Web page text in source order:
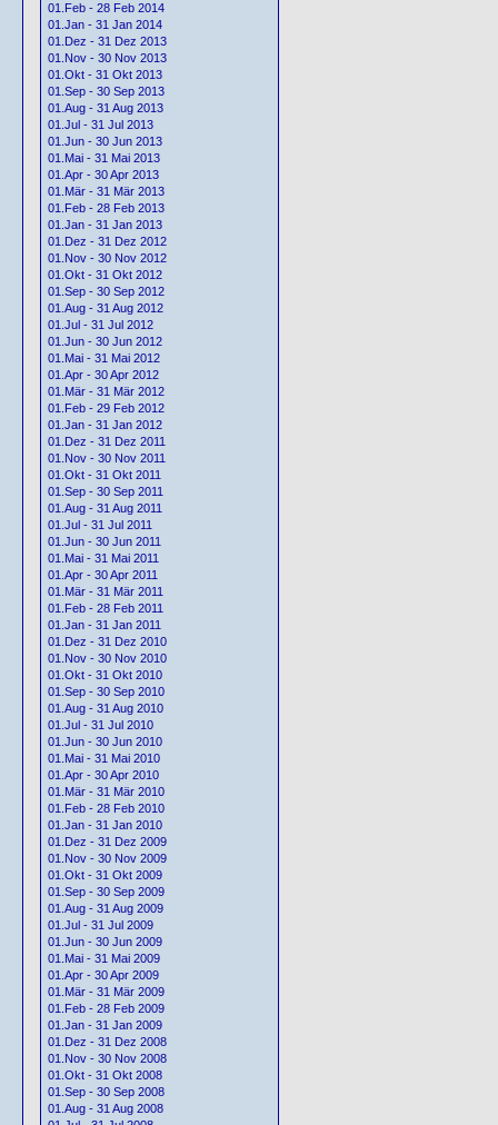
01.Feb - 28 Feb 2014
01.Jan - 31 Jan 2014
01.Dez - 31 Dez 2013
01.Nov - 30 Nov 2013
01.Okt - 31 Okt 2013
01.Sep - 30 Sep 2013
01.Aug - 31 Aug 2013
01.Jul - 31 Jul 2013
01.Jun - 30 Jun 2013
01.Mai - 31 Mai 2013
01.Apr - 30 Apr 2013
01.Mär - 31 Mär 2013
01.Feb - 28 Feb 2013
01.Jan - 31 Jan 2013
01.Dez - 31 Dez 2012
01.Nov - 30 Nov 2012
01.Okt - 31 Okt 2012
01.Sep - 30 Sep 2012
01.Aug - 31 Aug 2012
01.Jul - 31 Jul 2012
01.Jun - 30 Jun 2012
01.Mai - 31 Mai 2012
01.Apr - 30 Apr 2012
01.Mär - 31 Mär 2012
01.Feb - 29 Feb 2012
01.Jan - 31 Jan 2012
01.Dez - 31 Dez 2011
01.Nov - 30 Nov 2011
01.Okt - 31 Okt 2011
01.Sep - 30 Sep 2011
01.Aug - 31 Aug 2011
01.Jul - 31 Jul 2011
01.Jun - 30 Jun 2011
01.Mai - 31 Mai 2011
01.Apr - 30 Apr 2011
01.Mär - 31 Mär 2011
01.Feb - 28 Feb 2011
01.Jan - 31 Jan 2011
01.Dez - 31 Dez 2010
01.Nov - 30 Nov 2010
01.Okt - 31 Okt 2010
01.Sep - 30 Sep 2010
01.Aug - 31 Aug 2010
01.Jul - 31 Jul 2010
01.Jun - 30 Jun 2010
01.Mai - 31 Mai 2010
01.Apr - 30 Apr 2010
01.Mär - 31 Mär 2010
01.Feb - 28 Feb 2010
01.Jan - 31 Jan 2010
01.Dez - 31 Dez 2009
01.Nov - 30 Nov 2009
01.Okt - 31 Okt 2009
01.Sep - 30 Sep 2009
01.Aug - 31 Aug 2009
01.Jul - 31 Jul 2009
01.Jun - 30 Jun 2009
01.Mai - 31 Mai 2009
01.Apr - 30 Apr 2009
01.Mär - 31 Mär 2009
01.Feb - 28 Feb 2009
01.Jan - 31 Jan 2009
01.Dez - 31 Dez 2008
01.Nov - 30 Nov 2008
01.Okt - 31 Okt 2008
01.Sep - 30 Sep 2008
01.Aug - 31 Aug 2008